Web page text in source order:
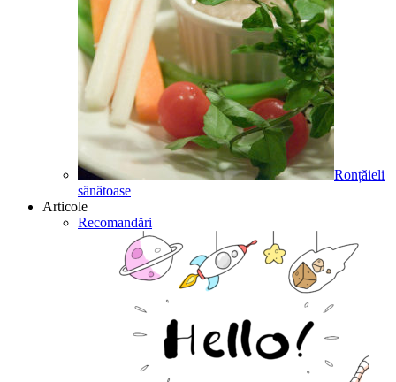
Ronțăieli
sănătoase
Articole
Recomandări